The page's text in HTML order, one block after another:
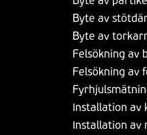
Byte av
Byte av
Felsökning av
Felsökning av
Installation av
Installation av